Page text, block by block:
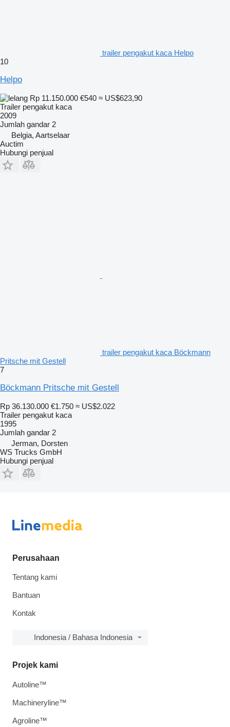
trailer pengakut kaca Helpo
10
Helpo
Rp 11.150.000 €540 ≈ US$623,90
Trailer pengakut kaca
2009
Jumlah gandar 2
Belgia, Aartselaar
Auctim
Hubungi penjual
trailer pengakut kaca Böckmann
Pritsche mit Gestell
7
Böckmann Pritsche mit Gestell
Rp 36.130.000 €1.750 ≈ US$2.022
Trailer pengakut kaca
1995
Jumlah gandar 2
Jerman, Dorsten
WS Trucks GmbH
Hubungi penjual
Perusahaan
Tentang kami
Bantuan
Kontak
Indonesia / Bahasa Indonesia
Projek kami
Autoline™
Machineryline™
Agroline™